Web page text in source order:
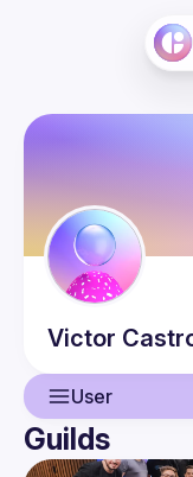
Victor
User
User
Guilds